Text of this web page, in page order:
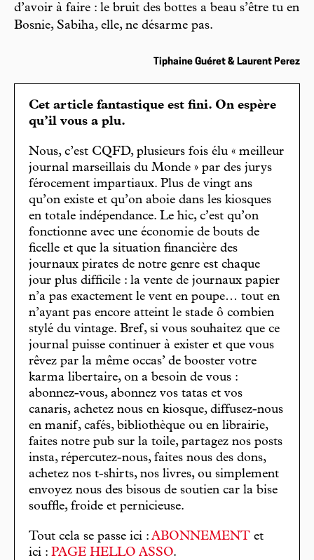
d’avoir à faire : le bruit des bottes a beau s’être tu en
Bosnie, Sabiha, elle, ne désarme pas.
Tiphaine Guéret & Laurent Perez
Cet article fantastique est fini. On espère
qu’il vous a plu.
Nous, c’est CQFD, plusieurs fois élu « meilleur
journal marseillais du Monde » par des jurys
férocement impartiaux. Plus de vingt ans
qu’on existe et qu’on aboie dans les kiosques
en totale indépendance. Le hic, c’est qu’on
fonctionne avec une économie de bouts de
ficelle et que la situation financière des
journaux pirates de notre genre est chaque
jour plus difficile : la vente de journaux papier
n’a pas exactement le vent en poupe… tout en
n’ayant pas encore atteint le stade ô combien
stylé du vintage. Bref, si vous souhaitez que ce
journal puisse continuer à exister et que vous
rêvez par la même occas’ de booster votre
karma libertaire, on a besoin de vous :
abonnez-vous, abonnez vos tatas et vos
canaris, achetez nous en kiosque, diffusez-nous
en manif, cafés, bibliothèque ou en librairie,
faites notre pub sur la toile, partagez nos posts
insta, répercutez-nous, faites nous des dons,
achetez nos t-shirts, nos livres, ou simplement
envoyez nous des bisous de soutien car la bise
souffle, froide et pernicieuse.
Tout cela se passe ici : ABONNEMENT et
ici : PAGE HELLO ASSO.